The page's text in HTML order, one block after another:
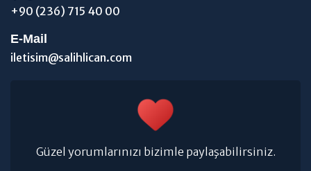
+90 (236) 715 40 00
E-Mail
iletisim@salihlican.com
Güzel yorumlarınızı bizimle paylaşabilirsiniz.